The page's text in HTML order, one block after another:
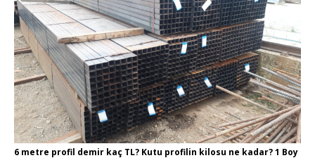
6 metre profil demir kaç TL? Kutu profilin kilosu ne kadar? 1 Boy